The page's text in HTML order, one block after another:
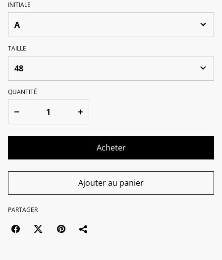
INITIALE
TAILLE
QUANTITÉ
Acheter
Ajouter au panier
PARTAGER